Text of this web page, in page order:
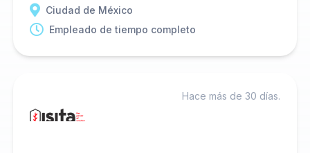
Ciudad de México
Empleado de tiempo completo
Hace más de 30 días.